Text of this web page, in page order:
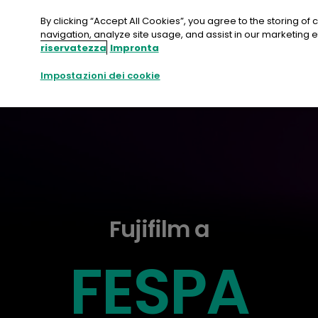
contenuto
Contattate
Fujifilm a
FESPA
By clicking “Accept All Cookies”, you agree to the storing
navigation, analyze site usage, and assist in our marketing
riservatezza Impronta
Impostazioni dei cookie